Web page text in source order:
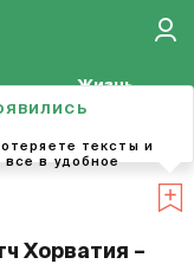
Жизнь
Хорватия –
тексты и
все в удобное